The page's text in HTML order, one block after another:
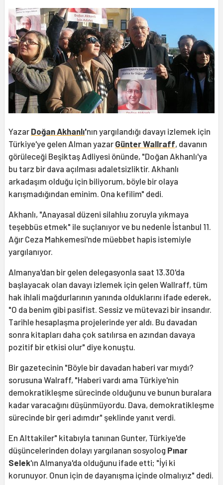
Yazar Doğan Akhanlı'nın yargılandığı davayı izlemek için
Türkiye'ye gelen Alman yazar Günter Wallraff, davanın
görüleceği Beşiktaş Adliyesi önünde, "Doğan Akhanlı'ya
bu tarz bir dava açılması adaletsizliktir. Akhanlı
arkadaşım olduğu için biliyorum, böyle bir olaya
karışmadığından eminim. Ona kefilim" dedi.
Akhanlı, "Anayasal düzeni silahlıu zoruyla yıkmaya
teşebbüs etmek" ile suçlanıyor ve bu nedenle İstanbul 11.
Ağır Ceza Mahkemesi'nde müebbet hapis istemiyle
yargılanıyor.
Almanya'dan bir gelen delegasyonla saat 13.30'da
başlayacak olan davayı izlemek için gelen Wallraff, tüm
hak ihlali mağdurlarının yanında olduklarını ifade ederek,
"O da benim gibi pasifist. Sessiz ve mütevazi bir insandır.
Tarihle hesaplaşma projelerinde yer aldı. Bu davadan
sonra kitapları daha çok satılırsa en azından davaya
pozitif bir etkisi olur" diye konuştu.
Bir gazetecinin "Böyle bir davadan haberi var mıydı?
sorusuna Walraff, "Haberi vardı ama Türkiye'nin
demokratikleşme sürecinde olduğunu ve bunun buralara
kadar varacağını düşünmüyordu. Dava, demokratikleşme
sürecinde bir geri adımdır" şeklinde yanıt verdi.
En Alttakiler" kitabıyla tanınan Gunter, Türkiye'de
düşüncelerinden dolayı yargılanan sosyolog Pınar
Selek'ın Almanya'da olduğunu ifade etti; "İyi ki
korunuyor. Onun için de dayanışma içinde olmalıyız" dedi.